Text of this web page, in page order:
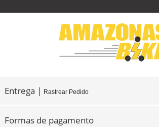
Entrega | Rastrear Pedido
Formas de pagamento